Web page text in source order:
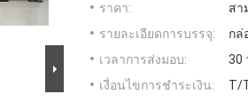
ราคา:
สา
รายละเอียดการบรรจุ:
กล่
เวลาการส่งมอบ:
30
เงื่อนไขการชำระเงิน:
T/